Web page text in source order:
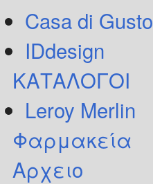
Casa di Gusto
IDdesign
ΚΑΤΑΛΟΓΟΙ
Leroy Merlin
Φαρμακεία
Αρχειο